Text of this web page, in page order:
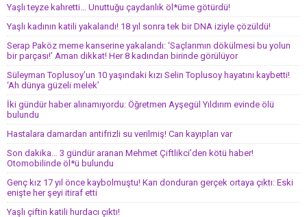
Yaşlı teyze kahretti… Unuttuğu çaydanlık öl*üme götürdü!
Yaşlı kadının katili yakalandı! 18 yıl sonra tek bir DNA iziyle çözüldü!
Serap Paköz meme kanserine yakalandı: ‘Saçlarımın dökülmesi bu yolun
bir parçası!’ Aman dikkat! Her 8 kadından birinde görülüyor
Süleyman Toplusoy’un 10 yaşındaki kızı Selin Toplusoy hayatını kaybetti!
‘Ah dünya güzeli melek’
İki gündür haber alınamıyordu: Öğretmen Ayşegül Yıldırım evinde ölü
bulundu
Hastalara damardan antifrizli su verilmiş! Can kayıpları var
Son dakika… 3 gündür aranan Mehmet Çiftlikci’den kötü haber!
Otomobilinde öl*ü bulundu
Genç kız 17 yıl önce kaybolmuştu! Kan donduran gerçek ortaya çıktı: Eski
enişte her şeyi itiraf etti
Yaşlı çiftin katili hurdacı çıktı!